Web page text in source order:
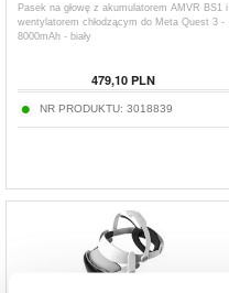
Pasek na głowę z akumulatorem AMVR BS1 i
wentylatorem chłodzącym do Meta Quest 3 -
8000mAh - biały
479,10 PLN
NR PRODUKTU: 3018839